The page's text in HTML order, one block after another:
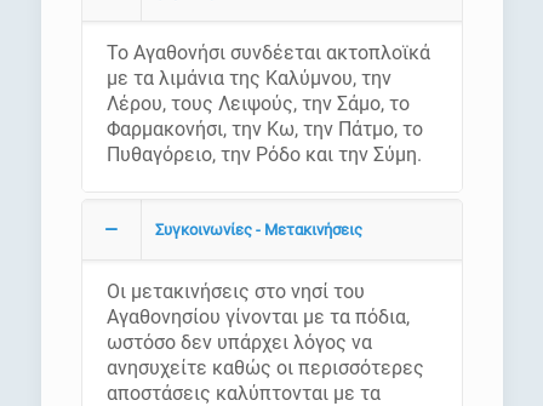
Το Αγαθονήσι συνδέεται ακτοπλοϊκά
με τα λιμάνια της Καλύμνου, την
Λέρου, τους Λειψούς, την Σάμο, το
Φαρμακονήσι, την Κω, την Πάτμο, το
Πυθαγόρειο, την Ρόδο και την Σύμη.
Συγκοινωνίες - Μετακινήσεις
Οι μετακινήσεις στο νησί του
Αγαθονησίου γίνονται με τα πόδια,
ωστόσο δεν υπάρχει λόγος να
ανησυχείτε καθώς οι περισσότερες
αποστάσεις καλύπτονται με τα